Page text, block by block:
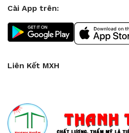
Cài App trên:
Liên Kết MXH